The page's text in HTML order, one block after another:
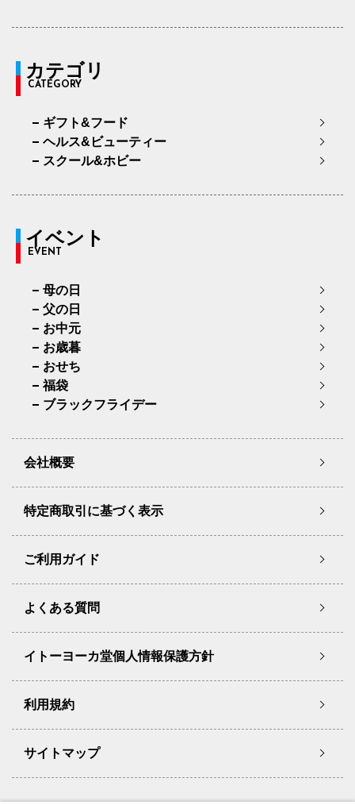
カテゴリ
CATEGORY
ギフト&フード
ヘルス&ビューティー
スクール&ホビー
イベント
EVENT
母の日
父の日
お中元
お歳暮
おせち
福袋
ブラックフライデー
会社概要
特定商取引に基づく表示
ご利用ガイド
よくある質問
イトーヨーカ堂個人情報保護方針
利用規約
サイトマップ